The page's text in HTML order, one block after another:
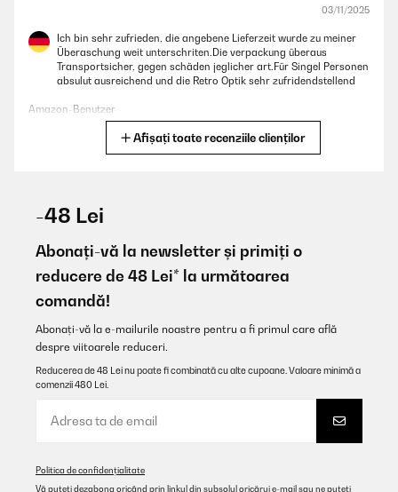
03/11/2025
Ich bin sehr zufrieden, die angebene Lieferzeit wurde zu meiner
Überaschung weit unterschriten.Die verpackung überaus
Transportsicher, gegen schäden jeglicher art.Für Singel Personen
absulut ausreichend und die Retro Optik sehr zufridendstellend
Amazon-Benutzer
adquirido para mi local diner, estoy a la espera de una pequeña
reforma y la instare finalmente para darle su uso.Gracias...de
momento no la tengo en uso.
Usuario/a de amazon
Traducere
VERIFICATĂ REVIZUITĂ
Congelatore arrivato nei tempi previsti, bello e funzionante.
Traducere
Afișați toate recenziile clienților
-48 Lei
Abonați-vă la newsletter și primiți o
reducere de 48 Lei* la următoarea
comandă!
Abonați-vă la e-mailurile noastre pentru a fi primul care află
despre viitoarele reduceri.
Reducerea de 48 Lei nu poate fi combinată cu alte cupoane. Valoare minimă a
comenzii 480 Lei.
Politica de confidențialitate
Vă puteți dezabona oricând prin linkul din subsolul oricărui e-mail sau ne puteți